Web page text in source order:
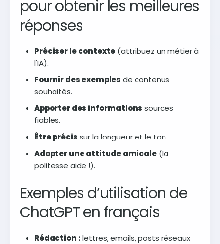
pour obtenir les meilleures
réponses
Préciser le contexte (attribuez un métier à
l'IA).
Fournir des exemples de contenus
souhaités.
Apporter des informations sources
fiables.
Être précis sur la longueur et le ton.
Adopter une attitude amicale (la
politesse aide !).
Exemples d’utilisation de
ChatGPT en français
Rédaction : lettres, emails, posts réseaux